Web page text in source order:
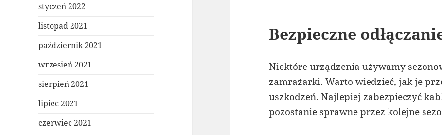
styczeń 2022
listopad 2021
październik 2021
wrzesień 2021
sierpień 2021
lipiec 2021
czerwiec 2021
Bezpieczne
Niektóre urządzenia używamy
zamrażarki. Warto wiedzieć, jak je
uszkodzeń. Najlepiej zabezpieczyć
pozostanie sprawne przez kolejne